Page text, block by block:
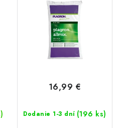
Dodanie 1-3 dní (196 ks)
16,99 €